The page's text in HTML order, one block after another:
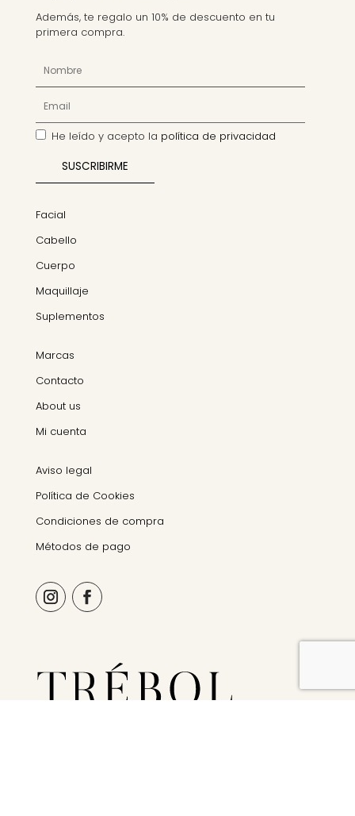
Además, te regalo un 10% de descuento en tu
primera compra.
He leído y acepto la política de privacidad
Facial
Cabello
Cuerpo
Maquillaje
Suplementos
Marcas
Contacto
About us
Mi cuenta
Aviso legal
Política de Cookies
Condiciones de compra
Métodos de pago